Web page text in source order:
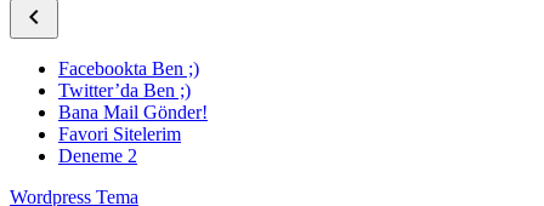

Facebookta Ben ;)
Twitter’da Ben ;)
Bana Mail Gönder!
Favori Sitelerim
Deneme 2
Wordpress Tema